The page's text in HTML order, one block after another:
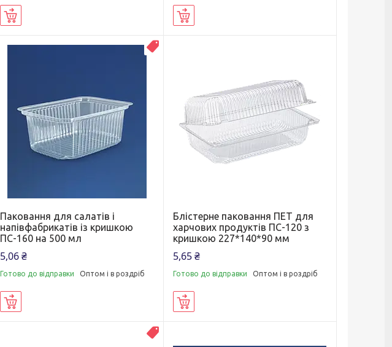
Паковання для салатів і
напівфабрикатів із кришкою
ПС-160 на 500 мл
5,06 ₴
Готово до відправки Оптом і в роздріб
Блістерне паковання ПЕТ для
харчових продуктів ПС-120 з
кришкою 227*140*90 мм
5,65 ₴
Готово до відправки Оптом і в роздріб